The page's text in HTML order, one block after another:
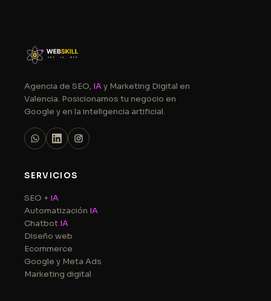
Agencia de SEO, IAy Marketing Digital en
Valencia. Posicionamos tu negocio en
Google y en la inteligencia artificial.
SERVICIOS
SEO + IA
Automatización IA
Chatbot IA
Diseño web
Ecommerce
Google y Meta Ads
Marketing digital